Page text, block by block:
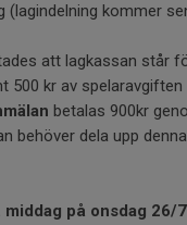
kommer
att lagkassan står
500 kr av spelaravgiften
betalas 900kr
behöver dela upp
middag på onsdag 26/